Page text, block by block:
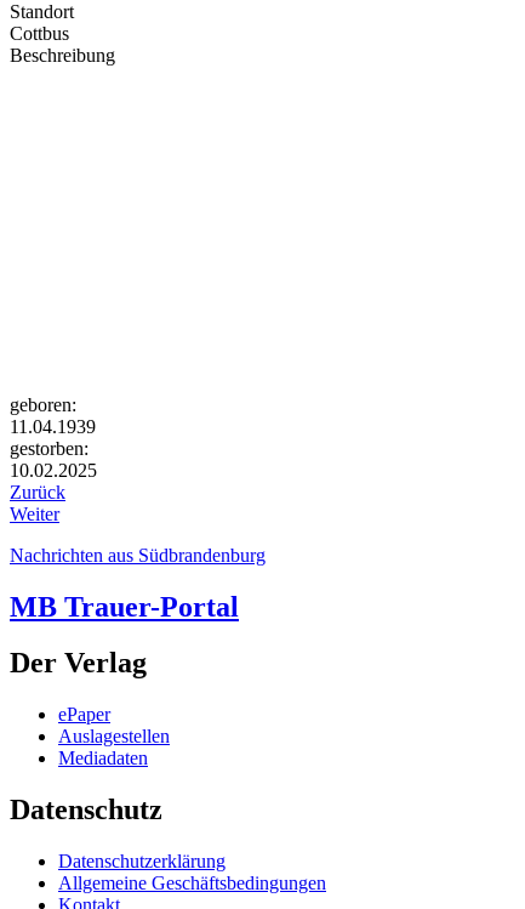
Standort
Cottbus
Beschreibung
geboren:
11.04.1939
gestorben:
10.02.2025
Zurück
Weiter
Nachrichten aus Südbrandenburg
MB Trauer-Portal
Der Verlag
ePaper
Auslagestellen
Mediadaten
Datenschutz
Datenschutzerklärung
Allgemeine Geschäftsbedingungen